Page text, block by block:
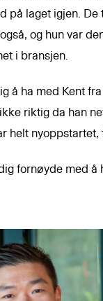
på laget igjen. De
og hun var
i bransjen.
å ha med Kent
riktig da han
helt nyoppstartet,
fornøyde med å